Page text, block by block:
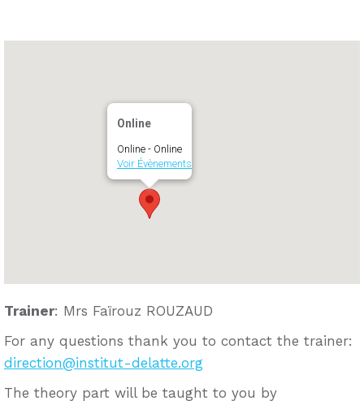
Online
Online - Online
Voir Évènements
Trainer: Mrs Faïrouz ROUZAUD
For any questions thank you to contact the trainer:
direction@institut-delatte.org
The theory part will be taught to you by